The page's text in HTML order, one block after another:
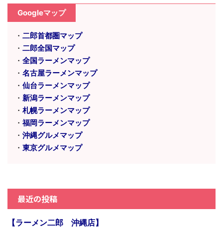
Googleマップ
・ 二郎首都圏マップ
・ 二郎全国マップ
・ 全国ラーメンマップ
・ 名古屋ラーメンマップ
・ 仙台ラーメンマップ
・ 新潟ラーメンマップ
・ 札幌ラーメンマップ
・ 福岡ラーメンマップ
・ 沖縄グルメマップ
・ 東京グルメマップ
最近の投稿
【ラーメン二郎 沖縄店】